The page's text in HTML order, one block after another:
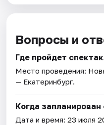
Вопросы и
Где пройдет
Место проведения:
— Екатеринбург.
Когда запланирован
Дата и время:23 июля